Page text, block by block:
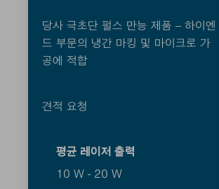
당사 극초단 펄스 만능 제품 – 하이엔
드 부문의 냉간 마킹 및 마이크로 가
공에 적합
견적 요청
평균 레이저 출력
10 W - 20 W